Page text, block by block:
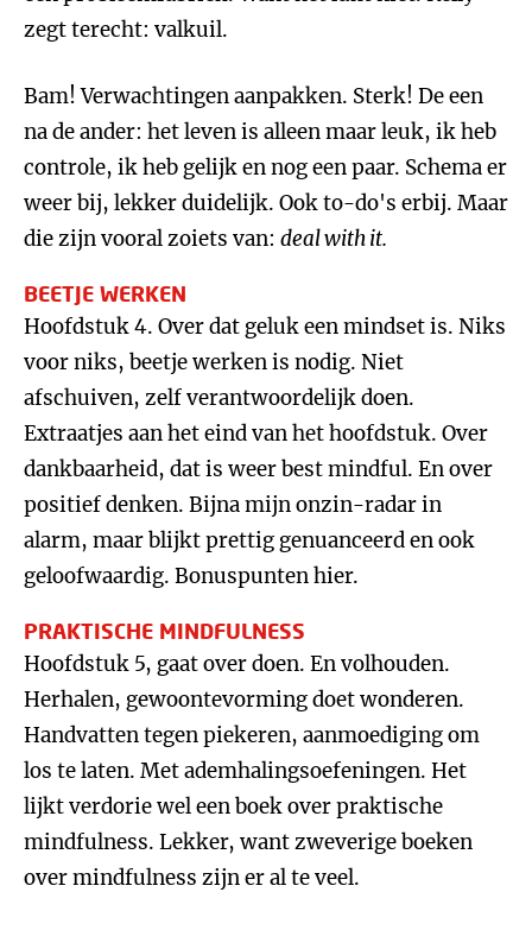
zegt terecht: valkuil.
Bam! Verwachtingen aanpakken. Sterk! De een
na de ander: het leven is alleen maar leuk, ik heb
controle, ik heb gelijk en nog een paar. Schema er
weer bij, lekker duidelijk. Ook to-do's erbij. Maar
die zijn vooral zoiets van: deal with it.
BEETJE WERKEN
Hoofdstuk 4. Over dat geluk een mindset is. Niks
voor niks, beetje werken is nodig. Niet
afschuiven, zelf verantwoordelijk doen.
Extraatjes aan het eind van het hoofdstuk. Over
dankbaarheid, dat is weer best mindful. En over
positief denken. Bijna mijn onzin-radar in
alarm, maar blijkt prettig genuanceerd en ook
geloofwaardig. Bonuspunten hier.
PRAKTISCHE MINDFULNESS
Hoofdstuk 5, gaat over doen. En volhouden.
Herhalen, gewoontevorming doet wonderen.
Handvatten tegen piekeren, aanmoediging om
los te laten. Met ademhalingsoefeningen. Het
lijkt verdorie wel een boek over praktische
mindfulness. Lekker, want zweverige boeken
over mindfulness zijn er al te veel.